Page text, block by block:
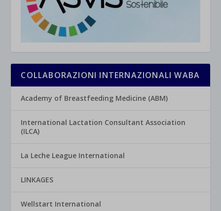
COLLABORAZIONI INTERNAZIONALI WABA
Academy of Breastfeeding Medicine (ABM)
International Lactation Consultant Association
(ILCA)
La Leche League International
LINKAGES
Wellstart International